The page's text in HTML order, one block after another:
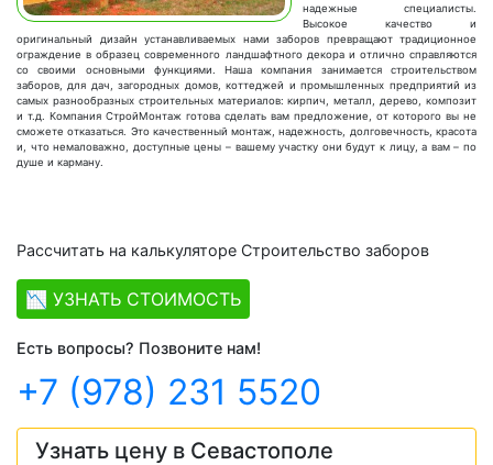
надежные специалисты.
Высокое качество и
оригинальный дизайн устанавливаемых нами заборов превращают традиционное
ограждение в образец современного ландшафтного декора и отлично справляются
со своими основными функциями. Наша компания занимается строительством
заборов, для дач, загородных домов, коттеджей и промышленных предприятий из
самых разнообразных строительных материалов: кирпич, металл, дерево, композит
и т.д. Компания СтройМонтаж готова сделать вам предложение, от которого вы не
сможете отказаться. Это качественный монтаж, надежность, долговечность, красота
и, что немаловажно, доступные цены – вашему участку они будут к лицу, а вам – по
душе и карману.
Рассчитать на калькуляторе Строительство заборов
📉 УЗНАТЬ СТОИМОСТЬ
Есть вопросы? Позвоните нам!
+7 (978) 231 5520
Узнать цену в Севастополе